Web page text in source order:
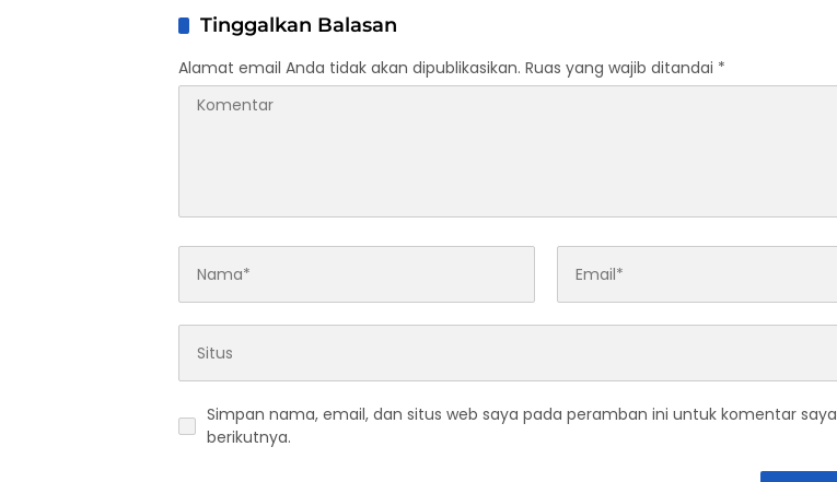
Tinggalkan Balasan
Alamat email Anda tidak akan dipublikasikan. Ruas yang wajib ditandai *
Simpan nama, email, dan situs web saya pada peramban ini untuk komentar saya
berikutnya.